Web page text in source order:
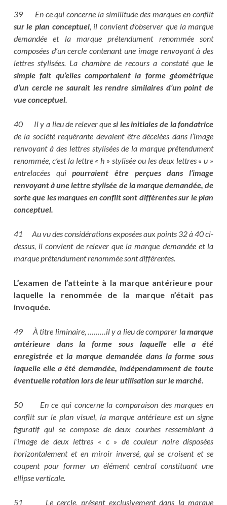
39 En ce qui concerne la similitude des marques en conflit
sur le plan conceptuel, il convient d’observer que la marque
demandée et la marque prétendument renommée sont
composées d’un cercle contenant une image renvoyant à des
lettres stylisées. La chambre de recours a constaté quele
simple fait qu’elles comportaient la forme géométrique
d’un cercle ne saurait les rendre similaires d’un point de
vue conceptuel.
40 Il y a lieu de relever que si les initiales de la fondatrice
de la société requérante devaient être décelées dans l’image
renvoyant à des lettres stylisées de la marque prétendument
renommée, c’est la lettre « h » stylisée ou les deux lettres « u »
entrelacées quipourraient être perçues dans l’image
renvoyant à une lettre stylisée de la marque demandée, de
sorte que les marques en conflit sont différentes sur le plan
conceptuel.
41 Au vu des considérations exposées aux points 32 à 40 ci-
dessus, il convient de relever que la marque demandée et la
marque prétendument renommée sont différentes.
L’examen de l’atteinte à la marque antérieure pour
laquelle la renommée de la marque n’était pas
invoquée.
49 À titre liminaire, ………il y a lieu de comparer la marque
antérieure dans la forme sous laquelle elle a été
enregistrée et la marque demandée dans la forme sous
laquelle elle a été demandée, indépendamment de toute
éventuelle rotation lors de leur utilisation sur le marché.
50 En ce qui concerne la comparaison des marques en
conflit sur le plan visuel, la marque antérieure est un signe
figuratif qui se compose de deux courbes ressemblant à
l’image de deux lettres « c » de couleur noire disposées
horizontalement et en miroir inversé, qui se croisent et se
coupent pour former un élément central constituant une
ellipse verticale.
51 Le cercle, présent exclusivement dans la marque